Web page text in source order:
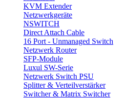
KVM Extender
Netzwerkgeräte
NSWITCH
Direct Attach Cable
16 Port - Unmanaged Switch
Netzwerk Router
SFP-Module
Luxul SW-Serie
Netzwerk Switch PSU
Splitter & Verteilverstärker
Switcher & Matrix Switcher